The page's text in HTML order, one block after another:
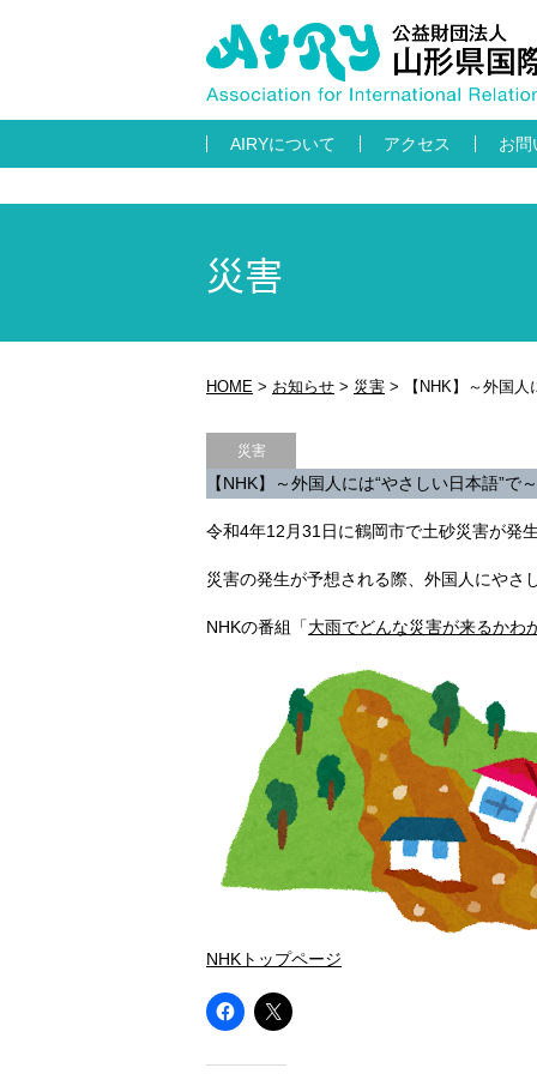
AIRYについて アクセス お問
災害
HOME > お知らせ > 災害 > 【NHK】～外国
災害
【NHK】～外国人には“やさしい日本語”
令和4年12月31日に鶴岡市で土砂災害が発
災害の発生が予想される際、外国人にやさ
NHKの番組「大雨でどんな災害が来るかわ
NHKトップページ